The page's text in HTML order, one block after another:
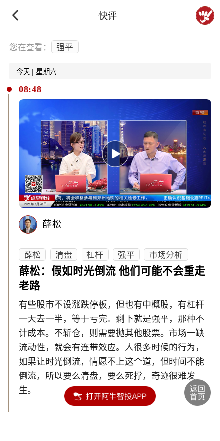
快评
下拉刷新
您在查看： 强平
今天 | 星期六
08:48
薛松
薛松 清盘 杠杆 强平
市场分析
薛松：假如时光倒流 他们可能不会重走
老路
有些股市不设涨跌停板，但也有中概股，有杠杆
一天去一半，等于亏完。剩下就是强平，那种不
计成本。不斩仓，则需要抛其他股票。市场一缺
流动性，就会有连带效应。人很多时候的行为，
如果让时光倒流，情愿不上这个道，但时间不能
倒流，所以要么清盘，要么死撑，奇迹很难发
生。